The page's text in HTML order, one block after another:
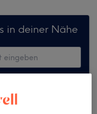
in deiner Nähe